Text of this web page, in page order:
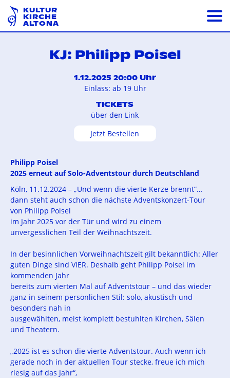
KULTUR
KIRCHE
ALTONA
KJ: Philipp Poisel
1.12.2025 20:00 Uhr
Einlass: ab 19 Uhr
TICKETS
über den Link
Jetzt Bestellen
Philipp Poisel
2025 erneut auf Solo-Adventstour durch Deutschland
Köln, 11.12.2024 – „Und wenn die vierte Kerze brennt“…
dann steht auch schon die nächste Adventskonzert-Tour
von Philipp Poisel
im Jahr 2025 vor der Tür und wird zu einem
unvergesslichen Teil der Weihnachtszeit.
In der besinnlichen Vorweihnachtszeit gilt bekanntlich: Aller
guten Dinge sind VIER. Deshalb geht Philipp Poisel im
kommenden Jahr
bereits zum vierten Mal auf Adventstour – und das wieder
ganz in seinem persönlichen Stil: solo, akustisch und
besonders nah in
ausgewählten, meist komplett bestuhlten Kirchen, Sälen
und Theatern.
„2025 ist es schon die vierte Adventstour. Auch wenn ich
gerade noch in der aktuellen Tour stecke, freue ich mich
riesig auf das Jahr“,